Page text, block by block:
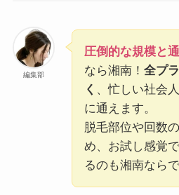
編集部
圧倒的な規模と
なら湘南！ 全プ
く 、忙しい社会
に通えます。
脱毛部位や回数
め、お試し感覚
るのも湘南なら